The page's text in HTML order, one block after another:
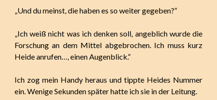
„Und du meinst, die haben es so weiter gegeben?“
„Ich weiß nicht was ich denken soll, angeblich wurde die
Forschung an dem Mittel abgebrochen. Ich muss kurz
Heide anrufen…, einen Augenblick.“
Ich zog mein Handy heraus und tippte Heides Nummer
ein. Wenige Sekunden später hatte ich sie in der Leitung.